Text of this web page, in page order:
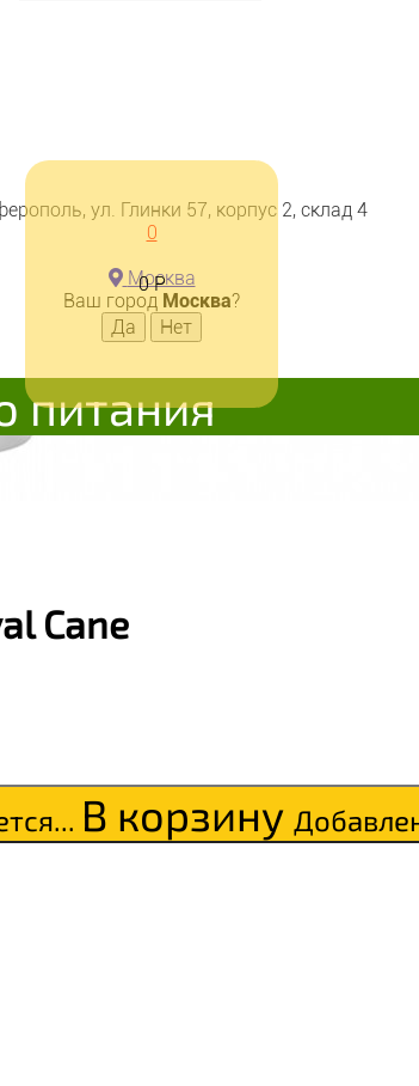
ул. Глинки 57, корпус 2, склад 4
0
0Р
Москва
Ваш город Москва?
питания
Cane
В корзину